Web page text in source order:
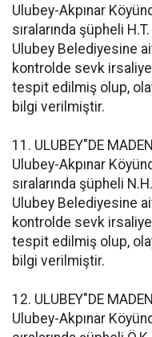
Ulubey-Akpınar
sıralarında şüpheli
Ulubey Belediyesine
kontrolde sevk
tespit edilmiş olup,
bilgi verilmiştir.
11. ULUBEY"DE
Ulubey-Akpınar
sıralarında şüpheli
Ulubey Belediyesine
kontrolde sevk
tespit edilmiş olup,
bilgi verilmiştir.
12. ULUBEY"DE
Ulubey-Akpınar